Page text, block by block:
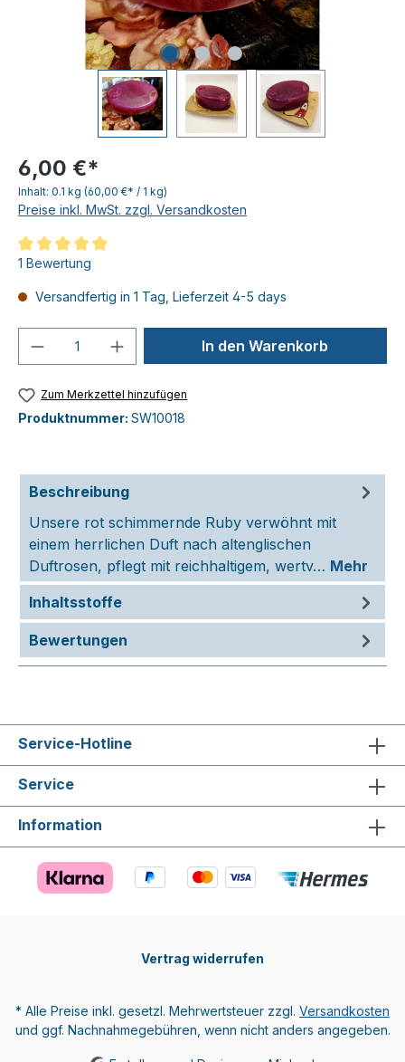
6,00 €*
Inhalt: 0.1 kg (60,00 €* / 1 kg)
Preise inkl. MwSt. zzgl. Versandkosten
Durchschnittliche Bewertung von 5 von 5 Sternen
1 Bewertung
Versandfertig in 1 Tag, Lieferzeit 4-5 days
Produkt Anzahl: Gib denIn den Warenkorb
Zum Merkzettel hinzufügen
Produktnummer: SW10018
Beschreibung
Unsere rot schimmernde Ruby verwöhnt mit
einem herrlichen Duft nach altenglischen
Duftrosen, pflegt mit reichhaltigem, wertv… Mehr
Inhaltsstoffe
Bewertungen
Service-Hotline
Service
Information
Vertrag widerrufen
* Alle Preise inkl. gesetzl. Mehrwertsteuer zzgl. Versandkosten
und ggf. Nachnahmegebühren, wenn nicht anders angegeben.